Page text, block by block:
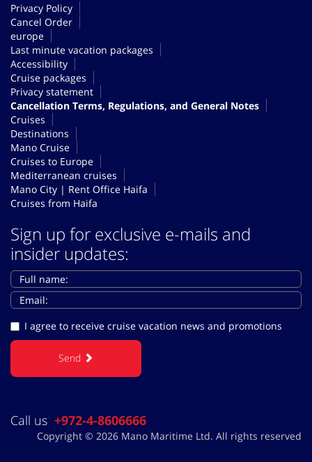
Privacy Policy
Cancel Order
europe
Last minute vacation packages
Accessibility
Cruise packages
Privacy statement
Cancellation Terms, Regulations, and General Notes
Cruises
Destinations
Mano Cruise
Cruises to Europe
Mediterranean cruises
Mano City | Rent Office Haifa
Cruises from Haifa
Sign up for exclusive e-mails and
insider updates:
I agree to receive cruise vacation news and promotions
Send
Call us +972-4-8606666
Copyright © 2026 Mano Maritime Ltd. All rights reserved